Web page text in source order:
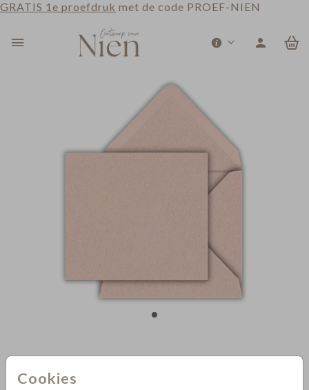
GRATIS 1e proefdruk met de code PROEF-NIEN
Cookies
Metallic Blush 12,5 X 14